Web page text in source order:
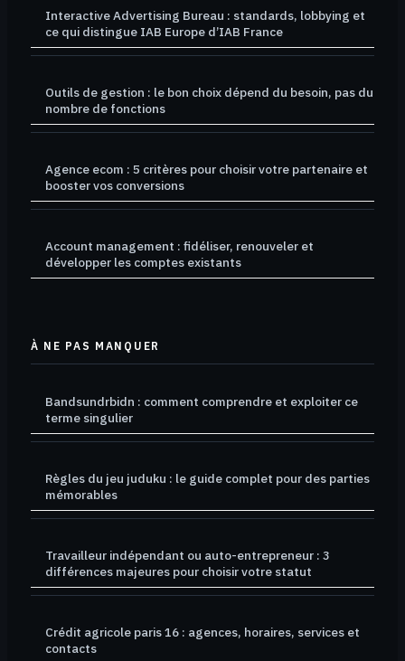
Interactive Advertising Bureau : standards, lobbying et
ce qui distingue IAB Europe d’IAB France
Outils de gestion : le bon choix dépend du besoin, pas du
nombre de fonctions
Agence ecom : 5 critères pour choisir votre partenaire et
booster vos conversions
Account management : fidéliser, renouveler et
développer les comptes existants
À NE PAS MANQUER
Bandsundrbidn : comment comprendre et exploiter ce
terme singulier
Règles du jeu juduku : le guide complet pour des parties
mémorables
Travailleur indépendant ou auto-entrepreneur : 3
différences majeures pour choisir votre statut
Crédit agricole paris 16 : agences, horaires, services et
contacts